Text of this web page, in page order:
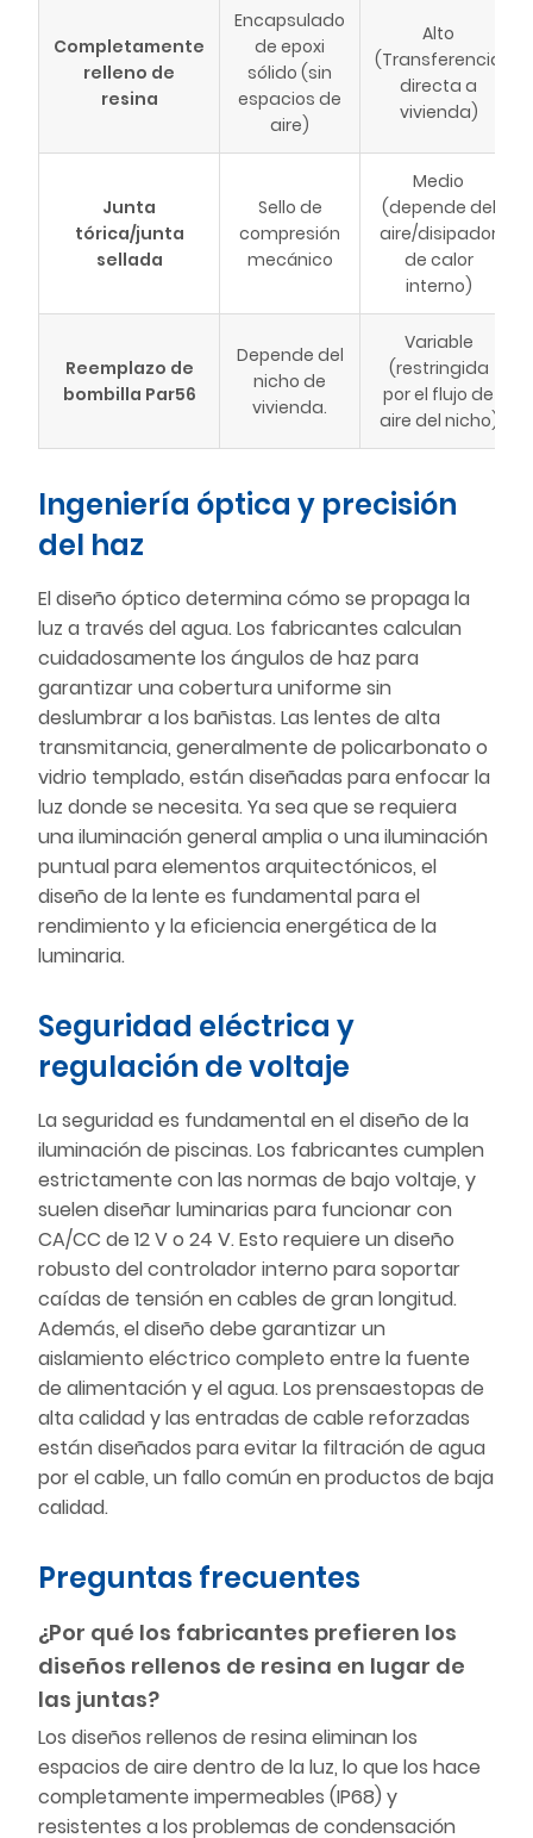
Completamente
relleno de
resina
Encapsulado
de epoxi
sólido (sin
espacios de
aire)
Alto
(Transferencia
directa a
vivienda)
Junta
tórica/junta
sellada
Sello de
compresión
mecánico
Medio
(depende del
aire/disipador
de calor
interno)
Reemplazo de
bombilla Par56
Depende del
nicho de
vivienda.
Variable
(restringida
por el flujo de
aire del nicho)
Ingeniería óptica y precisión
del haz
El diseño óptico determina cómo se propaga la
luz a través del agua. Los fabricantes calculan
cuidadosamente los ángulos de haz para
garantizar una cobertura uniforme sin
deslumbrar a los bañistas. Las lentes de alta
transmitancia, generalmente de policarbonato o
vidrio templado, están diseñadas para enfocar la
luz donde se necesita. Ya sea que se requiera
una iluminación general amplia o una iluminación
puntual para elementos arquitectónicos, el
diseño de la lente es fundamental para el
rendimiento y la eficiencia energética de la
luminaria.
Seguridad eléctrica y
regulación de voltaje
La seguridad es fundamental en el diseño de la
iluminación de piscinas. Los fabricantes cumplen
estrictamente con las normas de bajo voltaje, y
suelen diseñar luminarias para funcionar con
CA/CC de 12 V o 24 V. Esto requiere un diseño
robusto del controlador interno para soportar
caídas de tensión en cables de gran longitud.
Además, el diseño debe garantizar un
aislamiento eléctrico completo entre la fuente
de alimentación y el agua. Los prensaestopas de
alta calidad y las entradas de cable reforzadas
están diseñados para evitar la filtración de agua
por el cable, un fallo común en productos de baja
calidad.
Preguntas frecuentes
¿Por qué los fabricantes prefieren los
diseños rellenos de resina en lugar de
las juntas?
Los diseños rellenos de resina eliminan los
espacios de aire dentro de la luz, lo que los hace
completamente impermeables (IP68) y
resistentes a los problemas de condensación